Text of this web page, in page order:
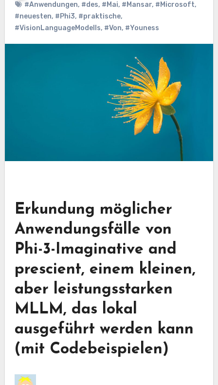
#Anwendungen, #des, #Mai, #Mansar, #Microsoft,
#neuesten, #Phi3, #praktische,
#VisionLanguageModells, #Von, #Youness
Erkundung möglicher
Anwendungsfälle von
Phi-3-Imaginative and
prescient, einem kleinen,
aber leistungsstarken
MLLM, das lokal
ausgeführt werden kann
(mit Codebeispielen)